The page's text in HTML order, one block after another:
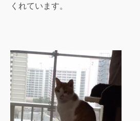
くれています。